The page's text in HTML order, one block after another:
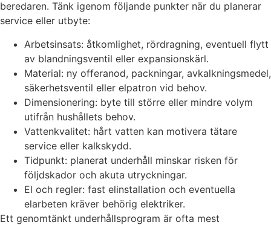
beredaren. Tänk igenom följande punkter när du planerar
service eller utbyte:
Arbetsinsats: åtkomlighet, rördragning, eventuell flytt
av blandningsventil eller expansionskärl.
Material: ny offeranod, packningar, avkalkningsmedel,
säkerhetsventil eller elpatron vid behov.
Dimensionering: byte till större eller mindre volym
utifrån hushållets behov.
Vattenkvalitet: hårt vatten kan motivera tätare
service eller kalkskydd.
Tidpunkt: planerat underhåll minskar risken för
följdskador och akuta utryckningar.
El och regler: fast elinstallation och eventuella
elarbeten kräver behörig elektriker.
Ett genomtänkt underhållsprogram är ofta mest